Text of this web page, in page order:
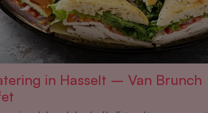
in Hasselt – Van Brunch